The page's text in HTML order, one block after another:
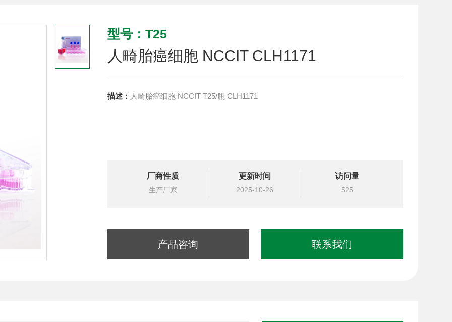
型号：T25
人畸胎癌细胞 NCCIT CLH1171
描述： 人畸胎癌细胞 NCCIT T25/瓶 CLH1171
厂商性质
生产厂家
更新时间
2025-10-26
访问量
525
产品咨询 联系我们